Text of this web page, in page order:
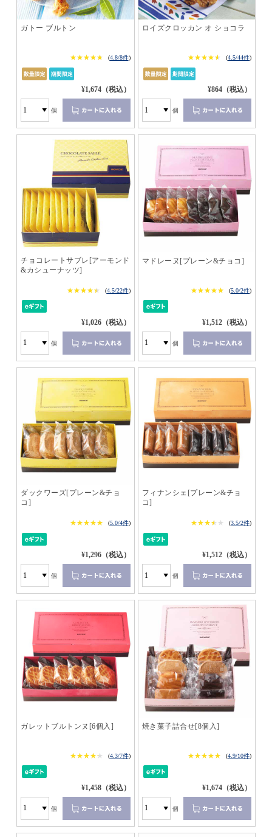
ガトー ブルトン
★★★★★
★★★★★ (4.8/8件)
¥1,674（税込）
個
ロイズクロッカン オ ショコラ
★★★★★
★★★★★ (4.5/44件)
¥864（税込）
個
チョコレートサブレ[アーモンド
&カシューナッツ]
★★★★★
★★★★★ (4.5/22件)
¥1,026（税込）
個
マドレーヌ[プレーン&チョコ]
★★★★★
★★★★★ (5.0/2件)
¥1,512（税込）
個
ダックワーズ[プレーン&チョ
コ]
★★★★★
★★★★★ (5.0/4件)
¥1,296（税込）
個
フィナンシェ[プレーン&チョ
コ]
★★★★★
★★★★★ (3.5/2件)
¥1,512（税込）
個
ガレットブルトンヌ[6個入]
★★★★★
★★★★★ (4.3/7件)
¥1,458（税込）
個
焼き菓子詰合せ[8個入]
★★★★★
★★★★★ (4.9/10件)
¥1,674（税込）
個